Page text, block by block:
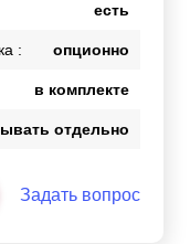
есть
: опционно
в комплекте
отдельно
Задать вопрос